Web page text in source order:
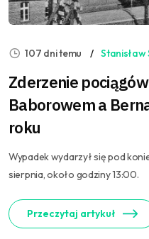
107 dni temu Stanisław
Zderzenie
Baborowem a
roku
Wypadek wydarzył się pod
sierpnia, około godziny 13:00.
Przeczytaj artykuł